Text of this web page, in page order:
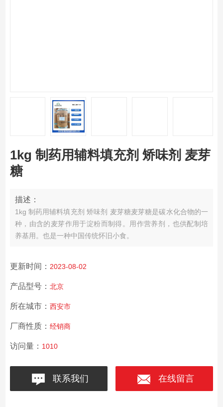
1kg 制药用辅料填充剂 矫味剂 麦芽
糖
描述：
1kg 制药用辅料填充剂 矫味剂 麦芽糖麦芽糖是碳水化合物的一
种，由含的麦芽作用于淀粉而制得。用作营养剂，也供配制培
养基用。也是一种中国传统怀旧小食。
更新时间： 2023-08-02
产品型号： 北京
所在城市： 西安市
厂商性质： 经销商
访问量： 1010
联系我们 在线留言